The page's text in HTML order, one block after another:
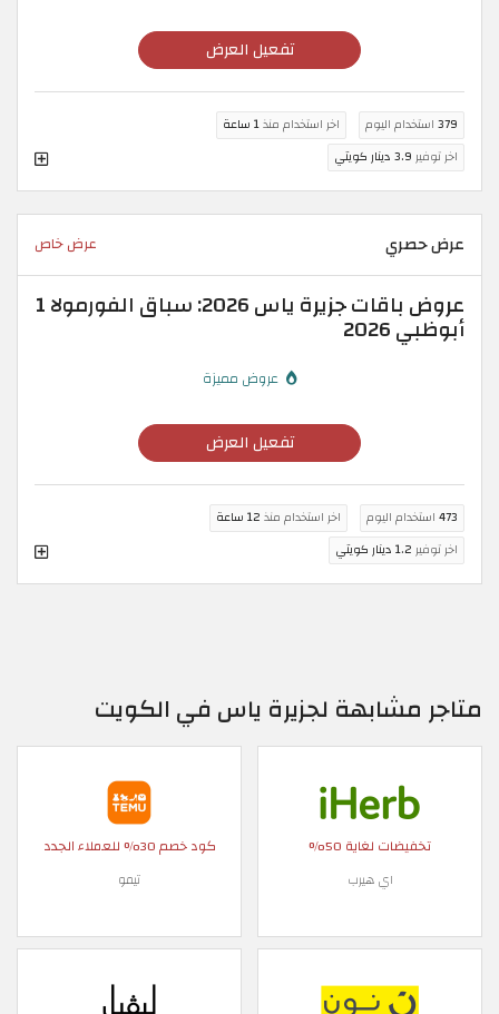
تفعيل العرض
379 استخدام اليوم اخر استخدام منذ1 ساعة
اخر توفير 3.9 دينار كويتي
عرض حصري عرض خاص
عروض باقات جزيرة ياس 2026: سباق الفورمولا 1
أبوظبي 2026
عروض مميزة
تفعيل العرض
473 استخدام اليوم اخر استخدام منذ 12 ساعة
اخر توفير 1.2 دينار كويتي
متاجر مشابهة لجزيرة ياس في الكويت
تخفيضات لغاية 50%
اي هيرب
كود خصم 30% للعملاء الجدد
تيمو